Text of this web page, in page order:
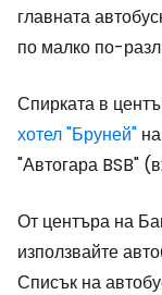
главната
по малко по-
Спирката в
хотел "Бруней"
"Автогара BSB"
От центъра на
използвайте
Списък на